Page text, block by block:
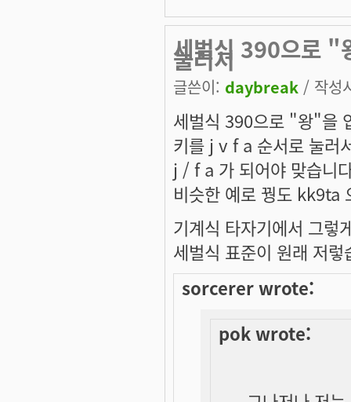
세벌식 390으로 "
눌러서
글쓴이: daybreak / 작성
세벌식 390으로 "왕"을
키를 j v f a 순서로 눌러
j / f a 가 되어야 맞습니
비슷한 예로 꿩도 kk9ta
기계식 타자기에서 그렇
세벌식 표준이 원래 저렇
sorcerer wrote:
pok wrote: